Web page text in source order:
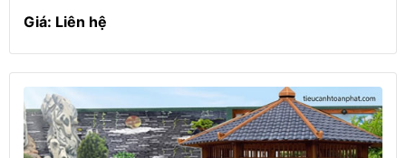
Giá: Liên hệ